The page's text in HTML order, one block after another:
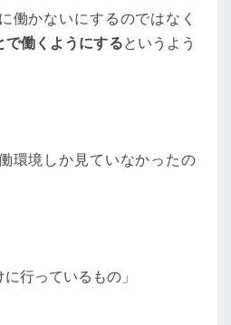
働かないにするのではなく
で働くようにするというよう
環境しか見ていなかったの
行っているもの」